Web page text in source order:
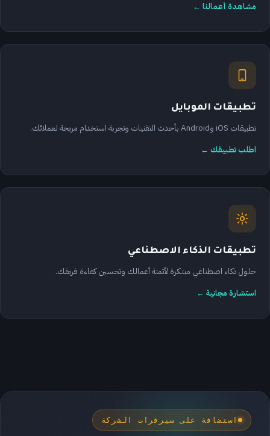
مشاهدة أعمالنا ←
تطبيقات الموبايل
تطبيقات iOS وAndroid بأحدث التقنيات وتجربة استخدام مريحة لعملائك.
اطلب تطبيقك ←
تطبيقات الذكاء الاصطناعي
حلول ذكاء اصطناعي مبتكرة لأتمتة أعمالك وتحسين كفاءة فريقك.
استشارة مجانية ←
استضافة على سيرفرات الشركة